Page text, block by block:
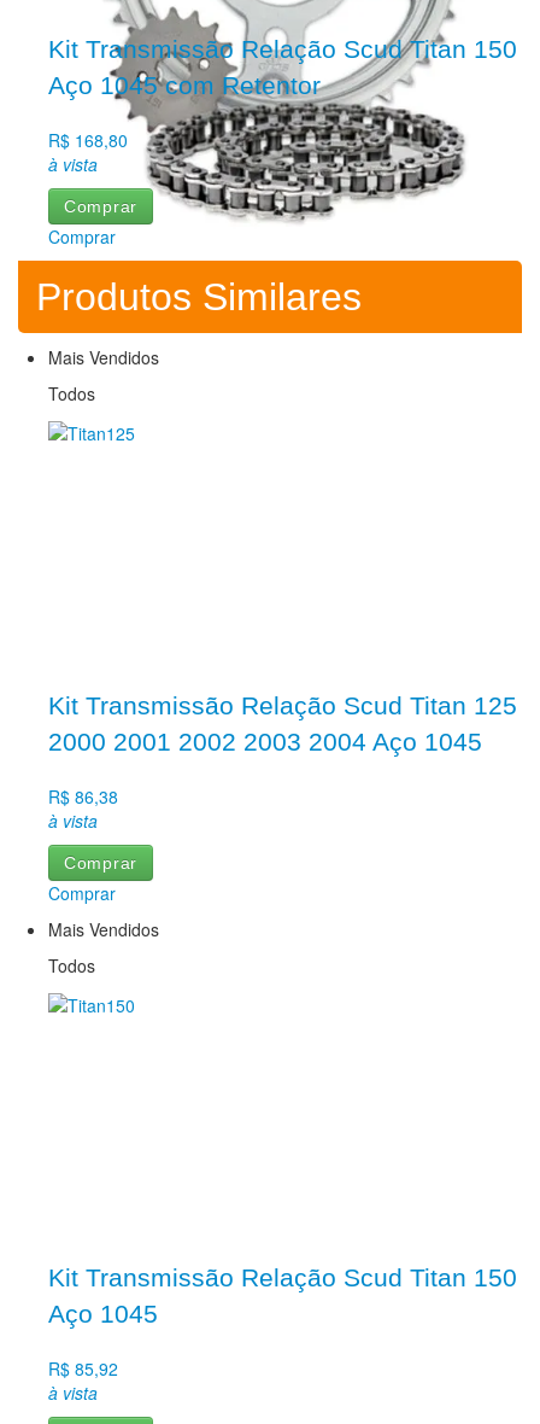
Promoções Promoções
Kit Transmissão Relação Scud Titan 150
Aço 1045 com Retentor
R$ 168,80
à vista
Comprar
Comprar
Produtos Similares
Mais Vendidos
Todos
Kit Transmissão Relação Scud Titan 125
2000 2001 2002 2003 2004 Aço 1045
R$ 86,38
à vista
Comprar
Comprar
Mais Vendidos
Todos
Kit Transmissão Relação Scud Titan 150
Aço 1045
R$ 85,92
à vista